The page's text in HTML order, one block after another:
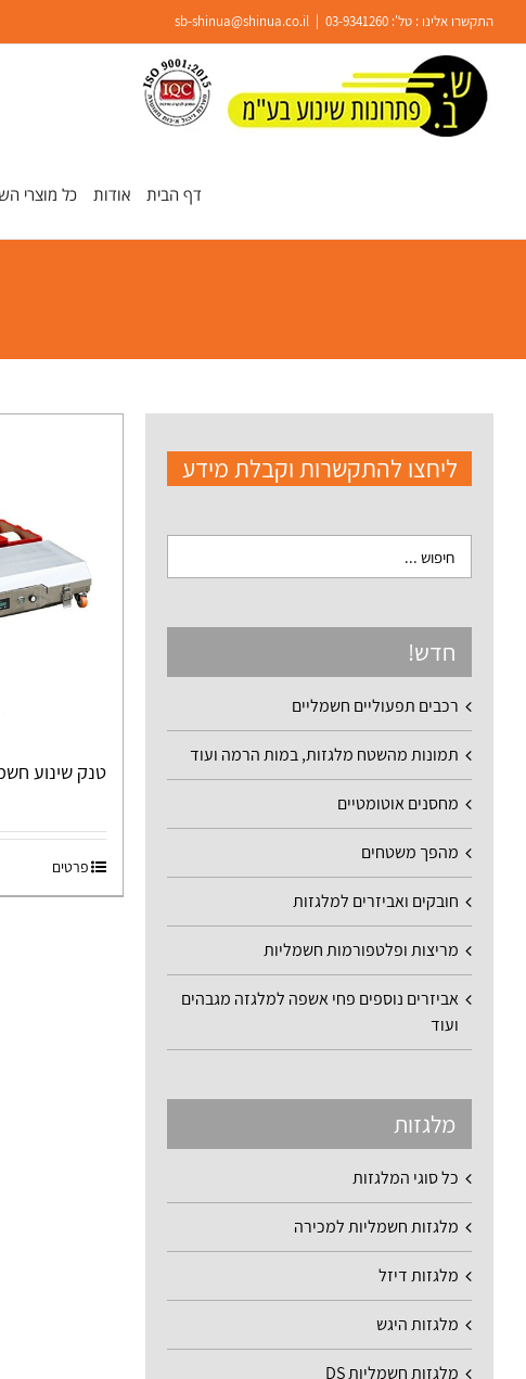
פתח סרגל נגישות
content
התקשרו אלינו : טל': 03-9341260
sb-shinua@shinua.co.il
דף הבית אודות כל מוצרי
טנק שינוע
פרטים
ליחצו להתקשרות וקבלת מידע
חדש!
רכבים תפעוליים חשמליים
תמונות מהשטח מלגזות, במות הרמה ועוד
מחסנים אוטומטיים
מהפך משטחים
חובקים ואביזרים למלגזות
מריצות ופלטפורמות חשמליות
אביזרים נוספים פחי אשפה למלגזה מגבהים
ועוד
מלגזות
כל סוגי המלגזות
מלגזות חשמליות למכירה
מלגזות דיזל
מלגזות היגש
מלגזות חשמליות DS